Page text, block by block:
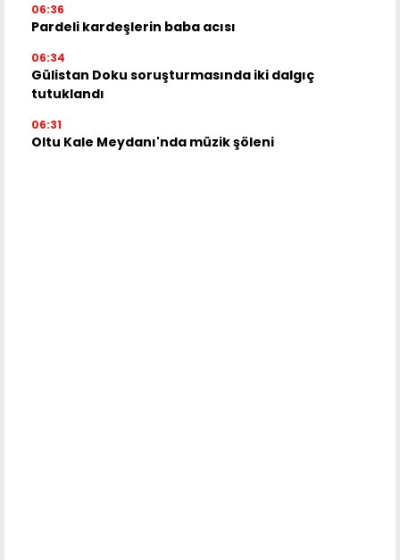
06:36
Pardeli kardeşlerin baba acısı
06:34
Gülistan Doku soruşturmasında iki dalgıç
tutuklandı
06:31
Oltu Kale Meydanı'nda müzik şöleni